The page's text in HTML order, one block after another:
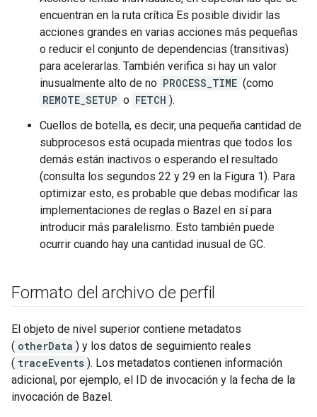
encuentran en la ruta crítica Es posible dividir las
acciones grandes en varias acciones más pequeñas
o reducir el conjunto de dependencias (transitivas)
para acelerarlas. También verifica si hay un valor
inusualmente alto de no PROCESS_TIME (como
REMOTE_SETUP o FETCH ).
Cuellos de botella, es decir, una pequeña cantidad de
subprocesos está ocupada mientras que todos los
demás están inactivos o esperando el resultado
(consulta los segundos 22 y 29 en la Figura 1). Para
optimizar esto, es probable que debas modificar las
implementaciones de reglas o Bazel en sí para
introducir más paralelismo. Esto también puede
ocurrir cuando hay una cantidad inusual de GC.
Formato del archivo de perfil
El objeto de nivel superior contiene metadatos
( otherData ) y los datos de seguimiento reales
( traceEvents ). Los metadatos contienen información
adicional, por ejemplo, el ID de invocación y la fecha de la
invocación de Bazel.